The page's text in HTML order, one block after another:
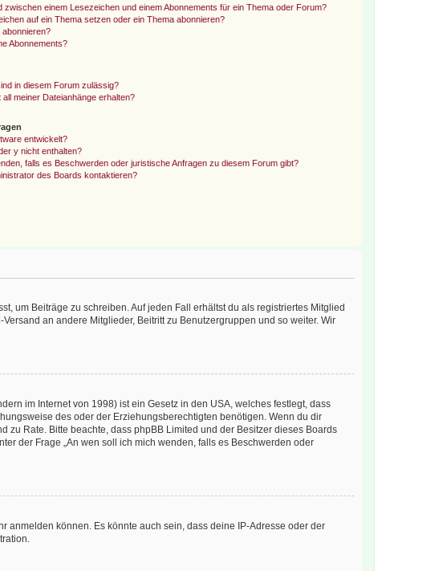
zwischen einem Lesezeichen und einem Abonnements für ein Thema oder Forum?
auf ein Thema setzen oder ein Thema abonnieren?
Abonnements?
in diesem Forum zulässig?
meiner Dateianhänge erhalten?
entwickelt?
y nicht enthalten?
falls es Beschwerden oder juristische Anfragen zu diesem Forum gibt?
des Boards kontaktieren?
um Beiträge zu schreiben. Auf jeden Fall erhältst du als registriertes Mitglied
an andere Mitglieder, Beitritt zu Benutzergruppen und so weiter. Wir
im Internet von 1998) ist ein Gesetz in den USA, welches festlegt, dass
des oder der Erziehungsberechtigten benötigen. Wenn du dir
zu Rate. Bitte beachte, dass phpBB Limited und der Besitzer dieses Boards
der Frage „An wen soll ich mich wenden, falls es Beschwerden oder
anmelden können. Es könnte auch sein, dass deine IP-Adresse oder der